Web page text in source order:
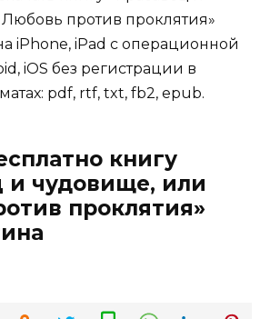
против проклятия»
iPhone, iPad с операционной
iOS без регистрации в
pdf, rtf, txt, fb2, epub.
книгу
и чудовище, или
проклятия»